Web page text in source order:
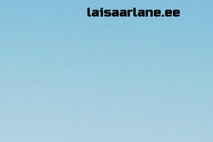
laisaarlane.ee